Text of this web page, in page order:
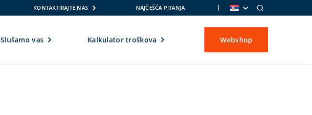
KONTAKTIRAJTE NAS NAJČEŠĆA PITANJA
Slušamo vas Kalkulator troškova Webshop